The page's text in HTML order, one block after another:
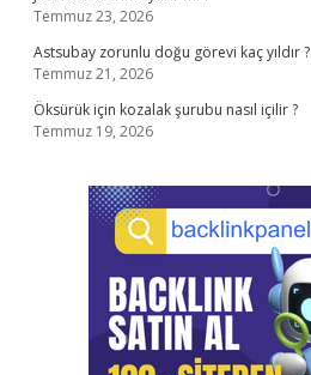
Temmuz 23, 2026
Astsubay zorunlu doğu görevi kaç yıldır ?
Temmuz 21, 2026
Öksürük için kozalak şurubu nasıl içilir ?
Temmuz 19, 2026